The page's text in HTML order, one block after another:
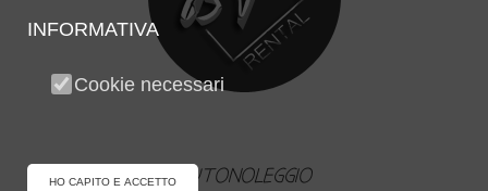
AUTONOLEGGIO
INFORMATIVA
Cookie necessari
HO CAPITO E ACCETTO